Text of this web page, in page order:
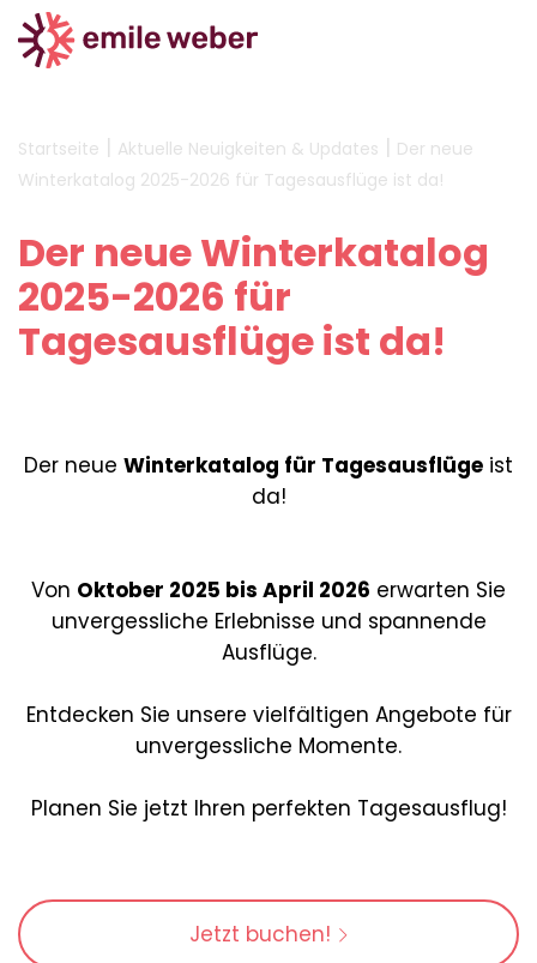
Startseite | Aktuelle Neuigkeiten & Updates | Der neue
Winterkatalog 2025-2026 für Tagesausflüge ist da!
Der neue Winterkatalog
2025-2026 für
Tagesausflüge ist da!
Der neue Winterkatalog für Tagesausflüge ist
da!
Von Oktober 2025 bis April 2026 erwarten Sie
unvergessliche Erlebnisse und spannende
Ausflüge.
Entdecken Sie unsere vielfältigen Angebote für
unvergessliche Momente.
Planen Sie jetzt Ihren perfekten Tagesausflug!
Jetzt buchen!